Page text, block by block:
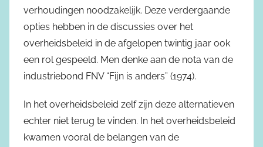
verhoudingen noodzakelijk. Deze verdergaande
opties hebben in de discussies over het
overheidsbeleid in de afgelopen twintig jaar ook
een rol gespeeld. Men denke aan de nota van de
industriebond FNV “Fijn is anders” (1974).
In het overheidsbeleid zelf zijn deze alternatieven
echter niet terug te vinden. In het overheidsbeleid
kwamen vooral de belangen van de